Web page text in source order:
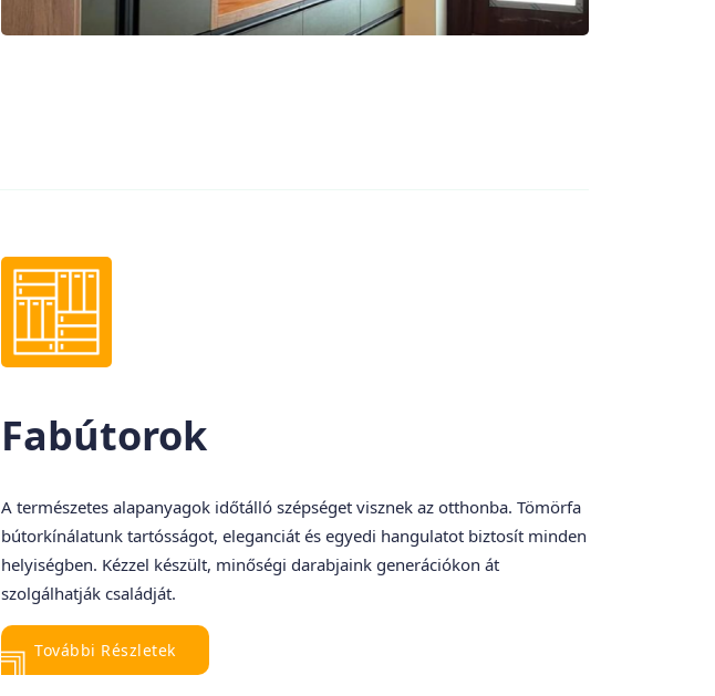
Fabútorok
A természetes alapanyagok időtálló szépséget visznek az otthonba. Tömörfa
bútorkínálatunk tartósságot, eleganciát és egyedi hangulatot biztosít minden
helyiségben. Kézzel készült, minőségi darabjaink generációkon át
szolgálhatják családját.
További Részletek